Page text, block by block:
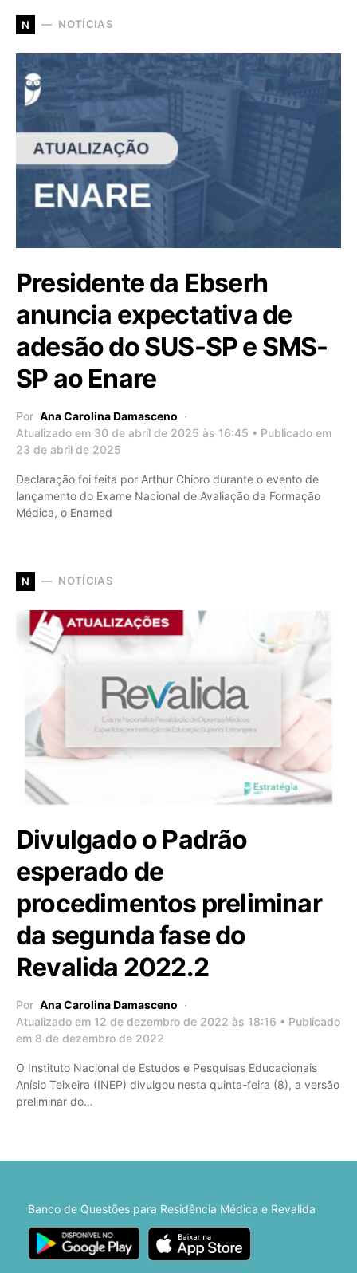
N NOTÍCIAS
Presidente da Ebserh
anuncia expectativa de
adesão do SUS-SP e SMS-
SP ao Enare
Por Ana Carolina Damasceno
Atualizado em 30 de abril de 2025 às 16:45 • Publicado em
23 de abril de 2025
Declaração foi feita por Arthur Chioro durante o evento de
lançamento do Exame Nacional de Avaliação da Formação
Médica, o Enamed
N NOTÍCIAS
Divulgado o Padrão
esperado de
procedimentos preliminar
da segunda fase do
Revalida 2022.2
Por Ana Carolina Damasceno
Atualizado em 12 de dezembro de 2022 às 18:16 • Publicado
em 8 de dezembro de 2022
O Instituto Nacional de Estudos e Pesquisas Educacionais
Anísio Teixeira (INEP) divulgou nesta quinta-feira (8), a versão
preliminar do…
Banco de Questões para Residência Médica e Revalida